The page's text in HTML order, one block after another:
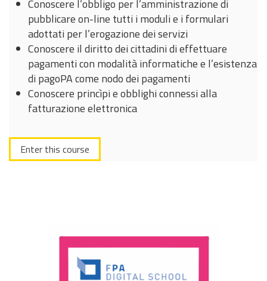
Conoscere l’obbligo per l’amministrazione di
pubblicare on-line tutti i moduli e i formulari
adottati per l’erogazione dei servizi
Conoscere il diritto dei cittadini di effettuare
pagamenti con modalità informatiche e l’esistenza
di pagoPA come nodo dei pagamenti
Conoscere princìpi e obblighi connessi alla
fatturazione elettronica
Enter this course